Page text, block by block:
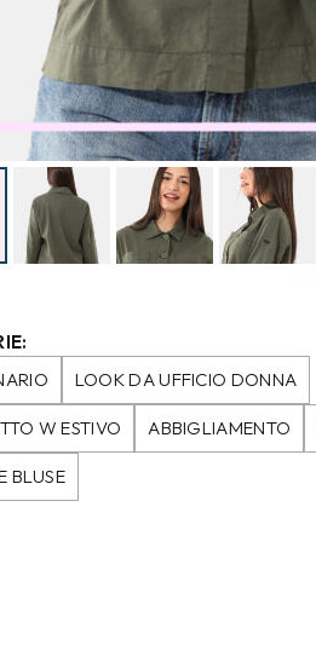
LOOK DA UFFICIO DONNA
W ESTIVO ABBIGLIAMENTO
BLUSE